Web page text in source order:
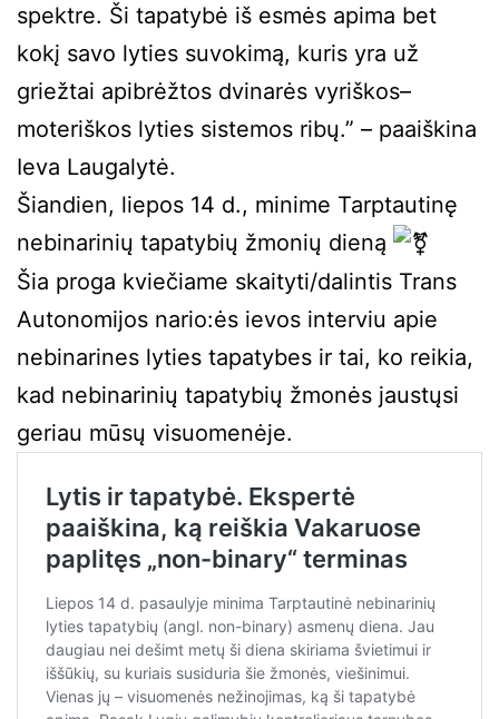
spektre. Ši tapatybė iš esmės apima bet
kokį savo lyties suvokimą, kuris yra už
griežtai apibrėžtos dvinarės vyriškos–
moteriškos lyties sistemos ribų.” – paaiškina
Ieva Laugalytė.
Šiandien, liepos 14 d., minime Tarptautinę
nebinarinių tapatybių žmonių dieną
Šia proga kviečiame skaityti/dalintis Trans
Autonomijos nario:ės ievos interviu apie
nebinarines lyties tapatybes ir tai, ko reikia,
kad nebinarinių tapatybių žmonės jaustųsi
geriau mūsų visuomenėje.